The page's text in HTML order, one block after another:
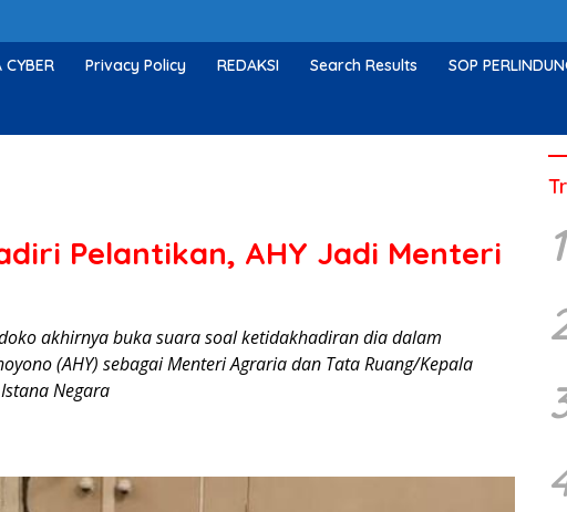
CYBER Privacy Policy REDAKSI Search Results SOP
Pelantikan, AHY Jadi Menteri
akhirnya buka suara soal ketidakhadiran dia dalam
(AHY) sebagai Menteri Agraria dan Tata Ruang/Kepala
Negara
1